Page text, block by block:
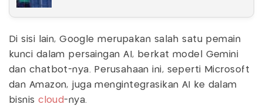
Di sisi lain, Google merupakan salah satu pemain
kunci dalam persaingan AI, berkat model Gemini
dan chatbot-nya. Perusahaan ini, seperti Microsoft
dan Amazon, juga mengintegrasikan AI ke dalam
bisniscloud-nya.